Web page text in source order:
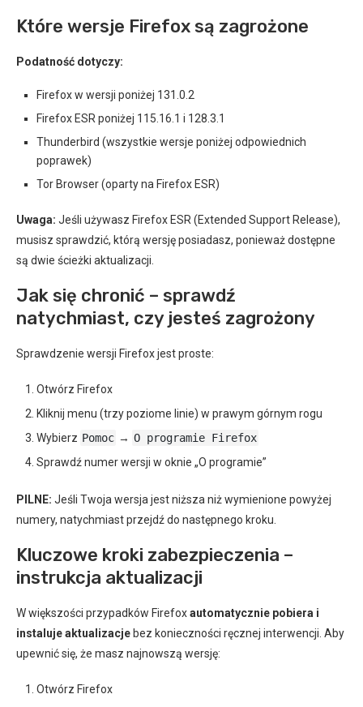
Które wersje Firefox są zagrożone
Podatność dotyczy:
Firefox w wersji poniżej 131.0.2
Firefox ESR poniżej 115.16.1 i 128.3.1
Thunderbird (wszystkie wersje poniżej odpowiednich
poprawek)
Tor Browser (oparty na Firefox ESR)
Uwaga: Jeśli używasz Firefox ESR (Extended Support Release),
musisz sprawdzić, którą wersję posiadasz, ponieważ dostępne
są dwie ścieżki aktualizacji.
Jak się chronić – sprawdź
natychmiast, czy jesteś zagrożony
Sprawdzenie wersji Firefox jest proste:
Otwórz Firefox
Kliknij menu (trzy poziome linie) w prawym górnym rogu
Wybierz Pomoc → O programie Firefox
Sprawdź numer wersji w oknie „O programie”
PILNE: Jeśli Twoja wersja jest niższa niż wymienione powyżej
numery, natychmiast przejdź do następnego kroku.
Kluczowe kroki zabezpieczenia –
instrukcja aktualizacji
W większości przypadków Firefoxautomatycznie pobiera i
instaluje aktualizacje bez konieczności ręcznej interwencji. Aby
upewnić się, że masz najnowszą wersję:
Otwórz Firefox